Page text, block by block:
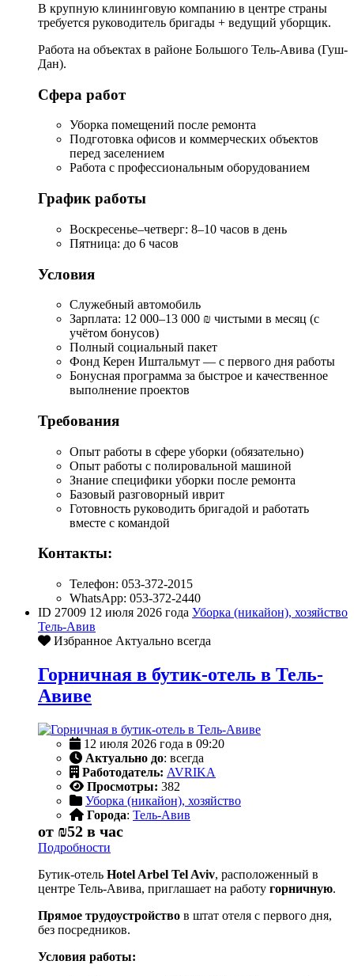
В крупную клининговую компанию в центре страны
требуется руководитель бригады + ведущий уборщик.
Работа на объектах в районе Большого Тель-Авива (Гуш-
Дан).
Сфера работ
Уборка помещений после ремонта
Подготовка офисов и коммерческих объектов
перед заселением
Работа с профессиональным оборудованием
График работы
Воскресенье–четверг: 8–10 часов в день
Пятница: до 6 часов
Условия
Служебный автомобиль
Зарплата: 12 000–13 000 ₪ чистыми в месяц (с
учётом бонусов)
Полный социальный пакет
Фонд Керен Иштальмут — с первого дня работы
Бонусная программа за быстрое и качественное
выполнение проектов
Требования
Опыт работы в сфере уборки (обязательно)
Опыт работы с полировальной машиной
Знание специфики уборки после ремонта
Базовый разговорный иврит
Готовность руководить бригадой и работать
вместе с командой
Контакты:
Телефон: 053-372-2015
WhatsApp: 053-372-2440
ID 27009 12 июля 2026 года Уборка (никайон), хозяйство
Тель-Авив
Избранное Актуально всегда
Горничная в бутик-отель в Тель-
Авиве
12 июля 2026 года в 09:20
Актуально до: всегда
Работодатель: AVRIKA
Просмотры: 382
Уборка (никайон), хозяйство
Города: Тель-Авив
от ₪52 в час
Подробности
Бутик-отель Hotel Arbel Tel Aviv, расположенный в
центре Тель-Авива, приглашает на работу горничную.
Прямое трудоустройство в штат отеля с первого дня,
без посредников.
Условия работы: